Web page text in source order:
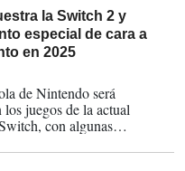
la Switch 2 y
especial de cara a
en 2025
de Nintendo será
juegos de la actual
con algunas
de antemano.